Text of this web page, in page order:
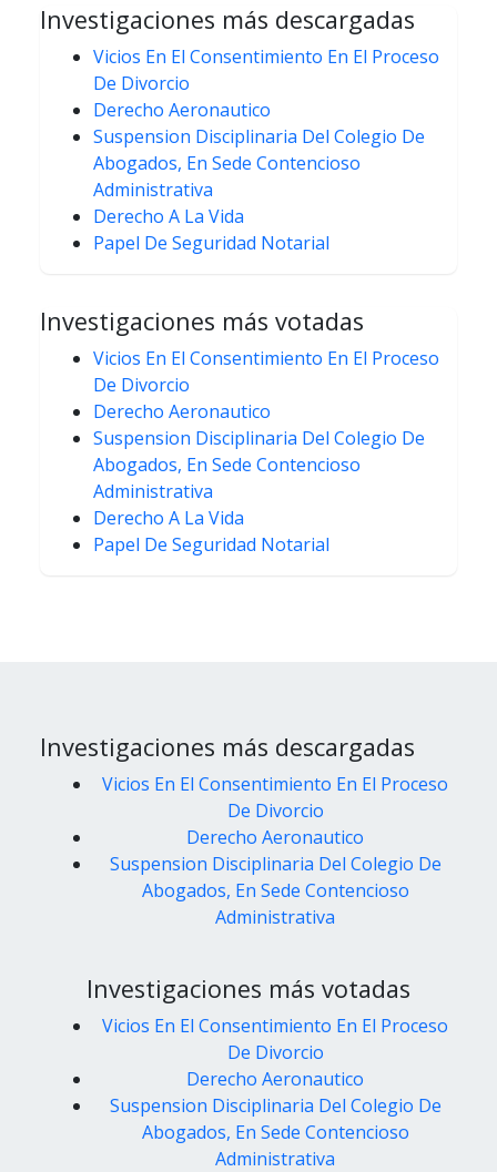
Investigaciones más descargadas
Vicios En El Consentimiento En El Proceso
De Divorcio
Derecho Aeronautico
Suspension Disciplinaria Del Colegio De
Abogados, En Sede Contencioso
Administrativa
Derecho A La Vida
Papel De Seguridad Notarial
Investigaciones más votadas
Vicios En El Consentimiento En El Proceso
De Divorcio
Derecho Aeronautico
Suspension Disciplinaria Del Colegio De
Abogados, En Sede Contencioso
Administrativa
Derecho A La Vida
Papel De Seguridad Notarial
Investigaciones más descargadas
Vicios En El Consentimiento En El Proceso
De Divorcio
Derecho Aeronautico
Suspension Disciplinaria Del Colegio De
Abogados, En Sede Contencioso
Administrativa
Investigaciones más votadas
Vicios En El Consentimiento En El Proceso
De Divorcio
Derecho Aeronautico
Suspension Disciplinaria Del Colegio De
Abogados, En Sede Contencioso
Administrativa